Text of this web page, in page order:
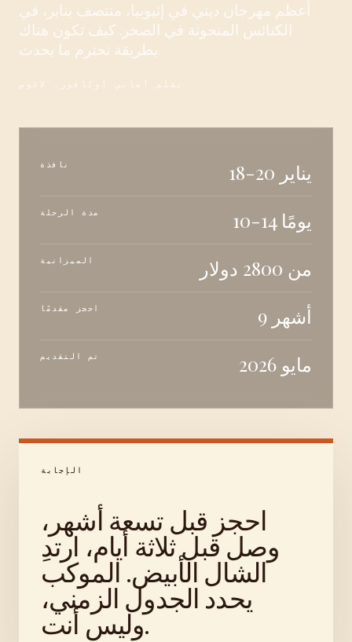
أعظم مهرجان ديني في إثيوبيا، منتصف يناير، في
الكنائس المنحوتة في الصخر. كيف تكون هناك
بطريقة تحترم ما يحدث.
بقلم أماني أوكافور، لاغوس
نافذة 18-20 يناير
مدة الرحلة 10-14 يومًا
الميزانية من 2800 دولار
احجز مقدمًا 9 أشهر
تم التقديم مايو 2026
الإجابة
احجز قبل تسعة أشهر،
وصل قبل ثلاثة أيام، ارتدِ
الشال الأبيض. الموكب
يحدد الجدول الزمني،
وليس أنت.